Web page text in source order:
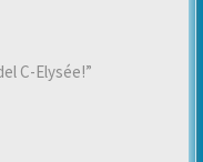
C-Elysée!”